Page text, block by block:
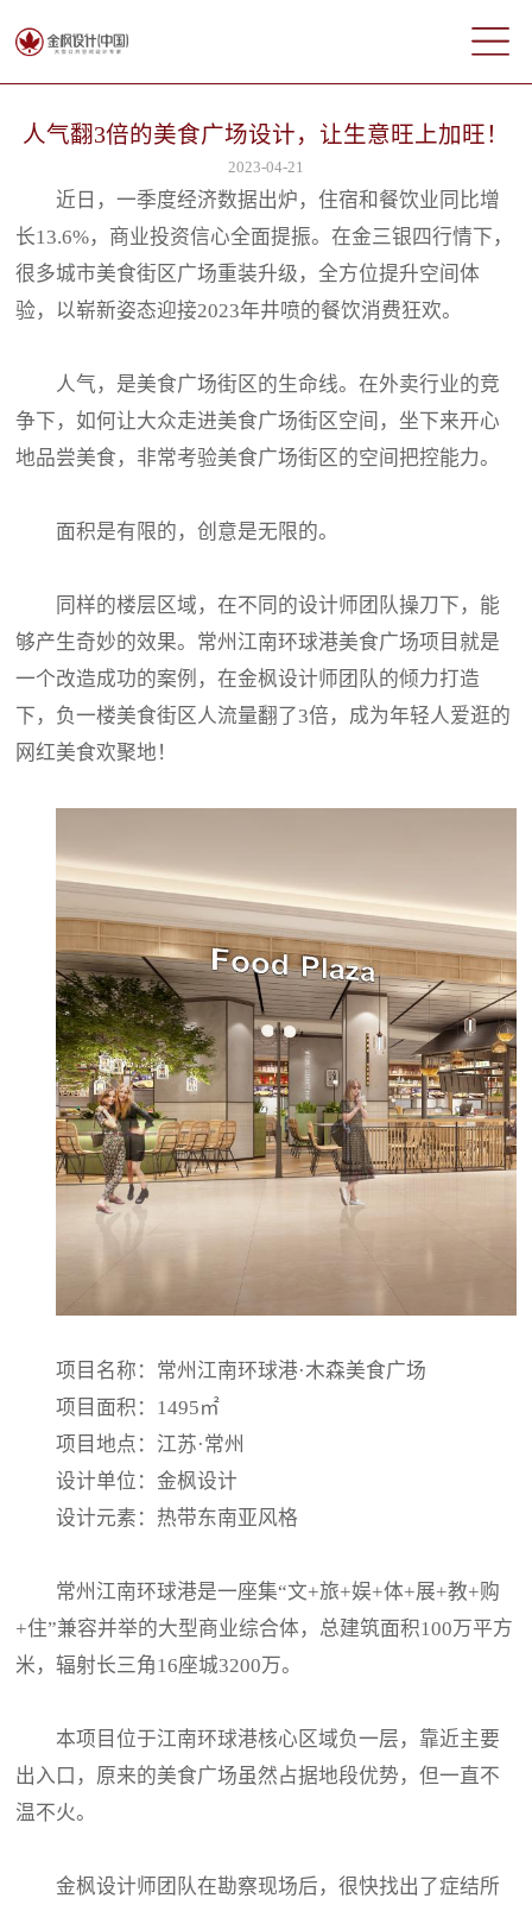
人气翻3倍的美食广场设计，让生意旺上加旺！
2023-04-21
近日，一季度经济数据出炉，住宿和餐饮业同比增
长13.6%，商业投资信心全面提振。在金三银四行情下，
很多城市美食街区广场重装升级，全方位提升空间体
验，以崭新姿态迎接2023年井喷的餐饮消费狂欢。
人气，是美食广场街区的生命线。在外卖行业的竞
争下，如何让大众走进美食广场街区空间，坐下来开心
地品尝美食，非常考验美食广场街区的空间把控能力。
面积是有限的，创意是无限的。
同样的楼层区域，在不同的设计师团队操刀下，能
够产生奇妙的效果。常州江南环球港美食广场项目就是
一个改造成功的案例，在金枫设计师团队的倾力打造
下，负一楼美食街区人流量翻了3倍，成为年轻人爱逛的
网红美食欢聚地！
项目名称：常州江南环球港·木森美食广场
项目面积：1495㎡
项目地点：江苏·常州
设计单位：金枫设计
设计元素：热带东南亚风格
常州江南环球港是一座集“文+旅+娱+体+展+教+购
+住”兼容并举的大型商业综合体，总建筑面积100万平方
米，辐射长三角16座城3200万。
本项目位于江南环球港核心区域负一层，靠近主要
出入口，原来的美食广场虽然占据地段优势，但一直不
温不火。
金枫设计师团队在勘察现场后，很快找出了症结所